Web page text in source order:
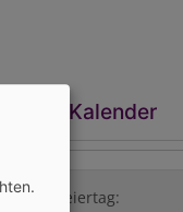
Kalender
Feiertag: